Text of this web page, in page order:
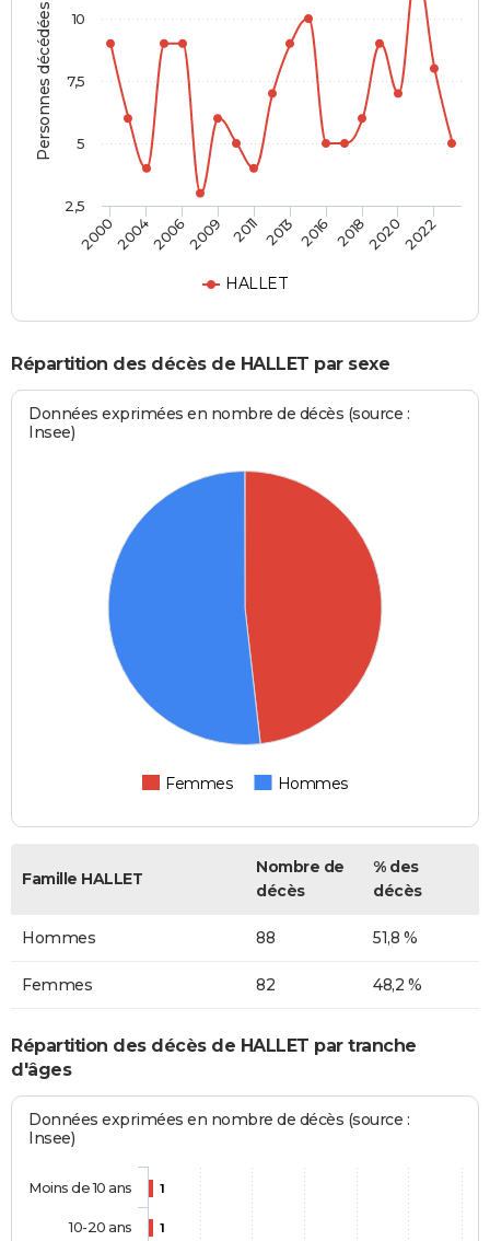
Personnes décédées
HALLET
2000200420062009 2011 2013 2016 201820202022
2,5
5
7,5
10
Répartition des décès de HALLET par sexe
Données exprimées en nombre de décès (source :
Insee)
Femmes Hommes
Famille HALLET
Nombre de
décès
% des
décès
Hommes 88 51,8 %
Femmes 82 48,2 %
Répartition des décès de HALLET par tranche
d'âges
Données exprimées en nombre de décès (source :
Insee)
1
1
Moins de 10 ans
10-20 ans